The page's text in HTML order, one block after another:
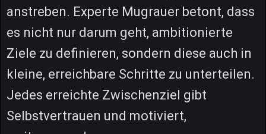
anstreben. Experte Mugrauer betont, dass
es nicht nur darum geht, ambitionierte
Ziele zu definieren, sondern diese auch in
kleine, erreichbare Schritte zu unterteilen.
Jedes erreichte Zwischenziel gibt
Selbstvertrauen und motiviert,